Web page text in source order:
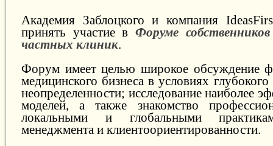
Академия Заблоцкого и компания
принять участие в Форуме
частных клиник.
Форум имеет целью широкое обсуждение
медицинского бизнеса в условиях
неопределенности; исследование наиболее
моделей, а также знакомство
локальными и глобальными
менеджмента и клиентоориентированности.